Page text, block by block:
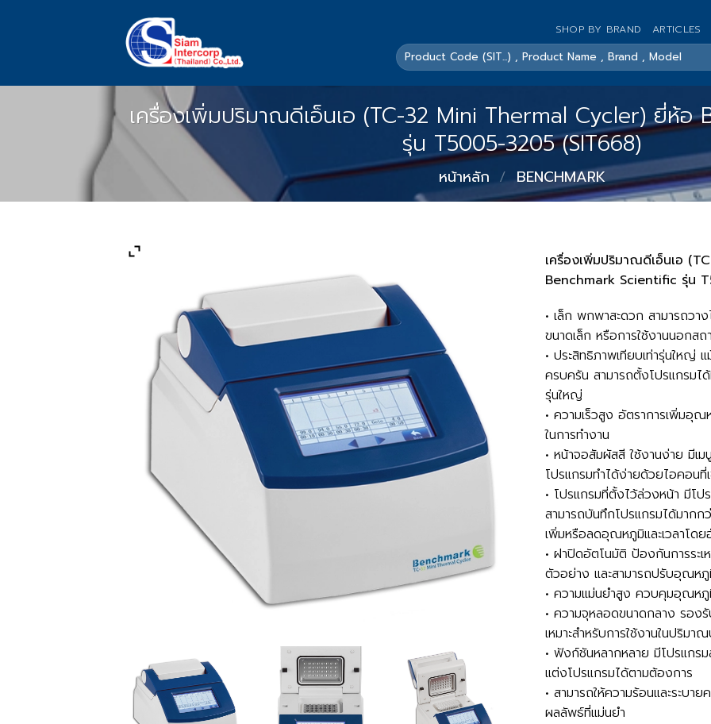
SHOP BY BRAND ARTICLES
ค้นหา:
เครื่องเพิ่มปริมาณดีเอ็นเอ (TC-32 Mini Thermal Cycler) ยี่ห้อ
รุ่น T5005-3205 (SIT668)
หน้าหลัก / BENCHMARK
เครื่องเพิ่มปริมาณดีเอ็นเอ
Benchmark Scientific รุ่น
• เล็ก พกพาสะดวก สามารถวา
ขนาดเล็ก หรือการใช้งานนอกส
• ประสิทธิภาพเทียบเท่ารุ่นใหญ่
ครบครัน สามารถตั้งโปรแกรมไ
รุ่นใหญ่
• ความเร็วสูง อัตราการเพิ่มอุ
ในการทำงาน
• หน้าจอสัมผัสสี ใช้งานง่าย มีเ
โปรแกรมทำได้ง่ายด้วยไอคอนที่
• โปรแกรมที่ตั้งไว้ล่วงหน้า มีโป
สามารถบันทึกโปรแกรมได้มาก
เพิ่มหรือลดอุณหภูมิและเวลาโด
• ฝาปิดอัตโนมัติ ป้องกันการระ
ตัวอย่าง และสามารถปรับอุณห
• ความแม่นยำสูง ควบคุมอุณหภู
• ความจุหลอดขนาดกลาง รอ
เหมาะสำหรับการใช้งานในปริมา
• ฟังก์ชันหลากหลาย มีโปรแกรม
แต่งโปรแกรมได้ตามต้องการ
• สามารถให้ความร้อนและระบา
ผลลัพธ์ที่แม่นยำ